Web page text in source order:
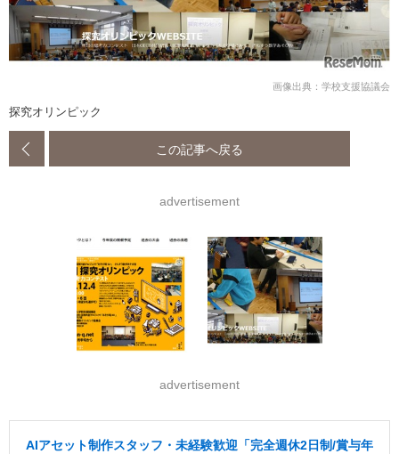
画像出典：学校支援協議会
探究オリンピック
この記事へ戻る
advertisement
advertisement
AIアセット制作スタッフ・未経験歓迎「完全週休2日制/賞与年